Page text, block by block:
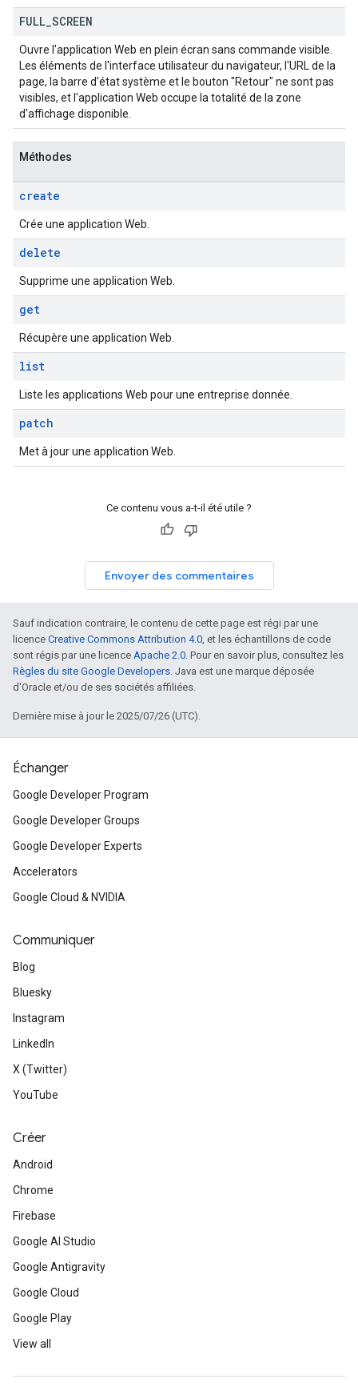
FULL SCREEN
Ouvre l'application Web en plein écran sans commande visible.
Les éléments de l'interface utilisateur du navigateur, l'URL de la
page, la barre d'état système et le bouton "Retour" ne sont pas
visibles, et l'application Web occupe la totalité de la zone
d'affichage disponible.
Méthodes
create
Crée une application Web.
delete
Supprime une application Web.
get
Récupère une application Web.
list
Liste les applications Web pour une entreprise donnée.
patch
Met à jour une application Web.
Ce contenu vous a-t-il été utile ?
Envoyer des commentaires
Sauf indication contraire, le contenu de cette page est régi par une
licence Creative Commons Attribution 4.0, et les échantillons de code
sont régis par une licence Apache 2.0. Pour en savoir plus, consultez les
Règles du site Google Developers. Java est une marque déposée
d'Oracle et/ou de ses sociétés affiliées.
Dernière mise à jour le 2025/07/26 (UTC).
Échanger
Google Developer Program
Google Developer Groups
Google Developer Experts
Accelerators
Google Cloud & NVIDIA
Communiquer
Blog
Bluesky
Instagram
LinkedIn
X (Twitter)
YouTube
Créer
Android
Chrome
Firebase
Google AI Studio
Google Antigravity
Google Cloud
Google Play
View all